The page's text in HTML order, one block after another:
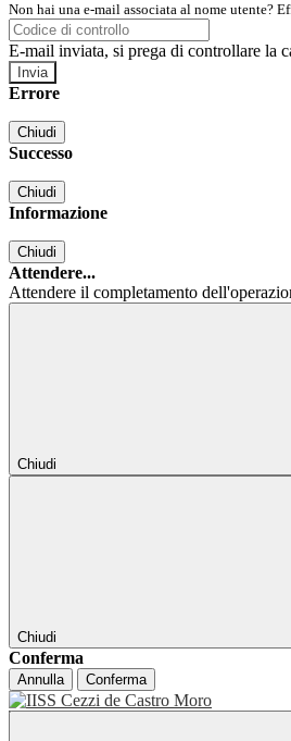
Non hai una e-mail associata al nome utente?
E-mail inviata, si prega di controllare la
Errore
Chiudi
Successo
Chiudi
Informazione
Chiudi
Attendere...
Attendere il completamento
Chiudi
Chiudi
Conferma
Annulla Conferma